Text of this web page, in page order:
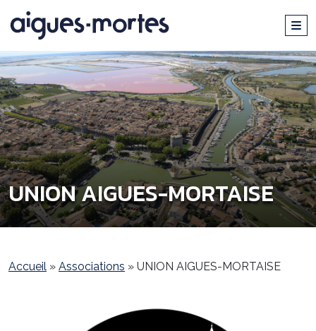
UNION AIGUES-MORTAISE
Accueil » Associations » UNION AIGUES-MORTAISE